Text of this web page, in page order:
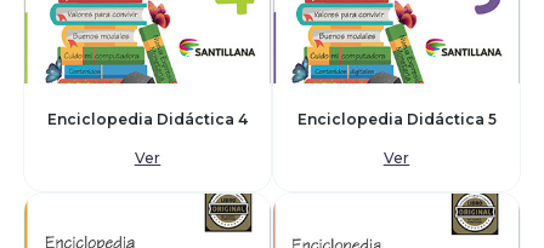
Enciclopedia Didáctica 4
Ver
Enciclopedia Didáctica 5
Ver